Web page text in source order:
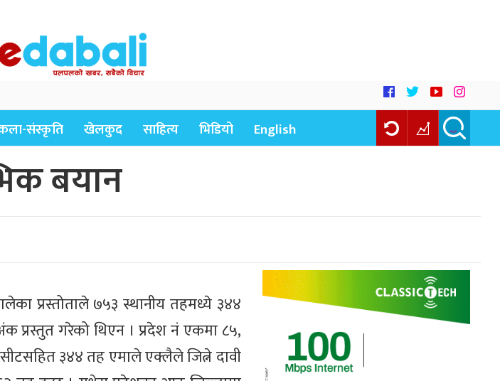
संस्कृति खेलकुद साहित्य भिडियो English
बयान
प्रस्तोताले ७५३ स्थानीय तहमध्ये ३४४
प्रस्तुत गरेको थिएन । प्रदेश नं एकमा ८५,
सीटसहित ३४४ तह एमाले एक्लैले जित्ने दावी